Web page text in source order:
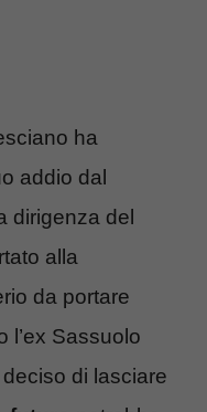
ha
addio dal
dirigenza del
alla
da portare
l’ex Sassuolo
di lasciare